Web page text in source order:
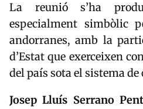
La reunió s’ha
especialment simbòlic
andorranes, amb la
d’Estat que exerceixen
del país sota el sistema
Josep Lluís Serrano